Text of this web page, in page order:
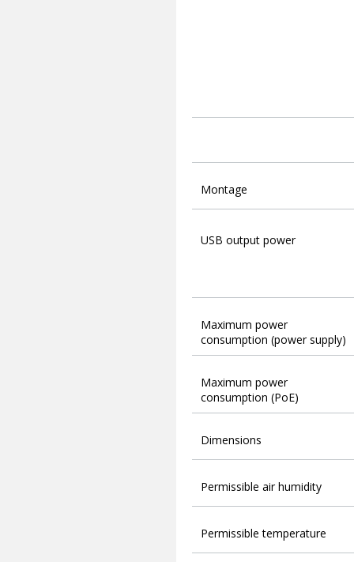
Montage
USB output power
Maximum power
consumption (power supply)
Maximum power
consumption (PoE)
Dimensions
Permissible air humidity
Permissible temperature